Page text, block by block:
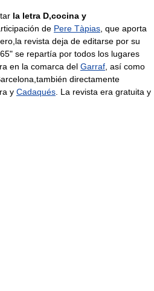
la letra D,cocina y
de Pere Tàpias , que aporta
revista deja de editarse por su
se repartía por todos los lugares
en la comarca del Garraf , así como
directamente
y Cadaqués . La revista era gratuita y